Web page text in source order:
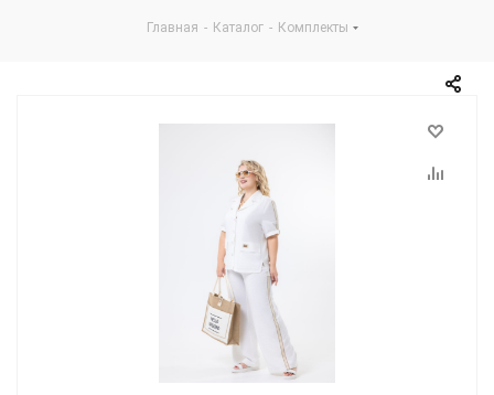
Главная - Каталог - Комплекты